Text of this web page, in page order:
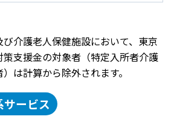
介護老人保健施設において、東京
支援金の対象者（特定入所者介護
は計算から除外されます。
ービス